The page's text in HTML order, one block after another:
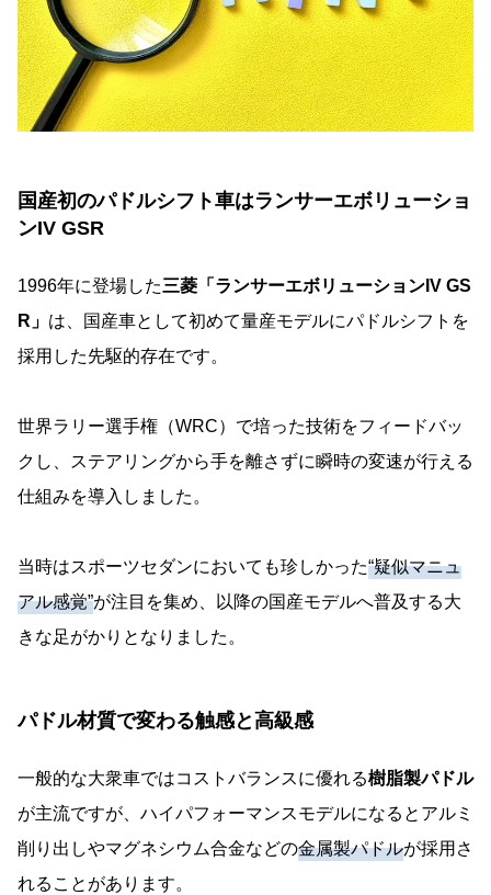
国産初のパドルシフト車はランサーエボリューショ
ンIV GSR
1996年に登場した三菱「ランサーエボリューションIV GS
R」 は、国産車として初めて量産モデルにパドルシフトを
採用した先駆的存在です。
世界ラリー選手権（WRC）で培った技術をフィードバッ
クし、ステアリングから手を離さずに瞬時の変速が行える
仕組みを導入しました。
当時はスポーツセダンにおいても珍しかった“疑似マニュ
アル感覚”が注目を集め、以降の国産モデルへ普及する大
きな足がかりとなりました。
パドル材質で変わる触感と高級感
一般的な大衆車ではコストバランスに優れる樹脂製パドル
が主流ですが、ハイパフォーマンスモデルになるとアルミ
削り出しやマグネシウム合金などの金属製パドルが採用さ
れることがあります。